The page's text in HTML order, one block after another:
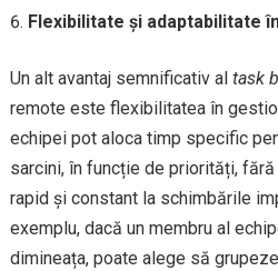
Flexibilitate și adaptabilitate
Un alt avantaj semnificativ al task
remote este flexibilitatea în
echipei pot aloca timp specific
sarcini, în funcție de priorități,
rapid și constant la schimbările
exemplu, dacă un membru al
dimineața, poate alege să